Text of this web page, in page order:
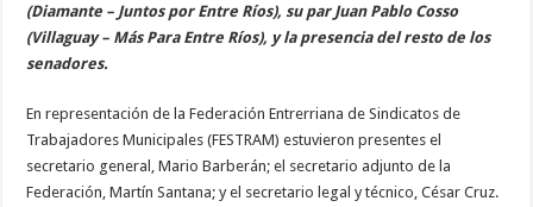
(Diamante – Juntos por Entre Ríos), su par Juan Pablo Cosso
(Villaguay – Más Para Entre Ríos), y la presencia del resto de los
senadores.
En representación de la Federación Entrerriana de Sindicatos de
Trabajadores Municipales (FESTRAM) estuvieron presentes el
secretario general, Mario Barberán; el secretario adjunto de la
Federación, Martín Santana; y el secretario legal y técnico, César Cruz.